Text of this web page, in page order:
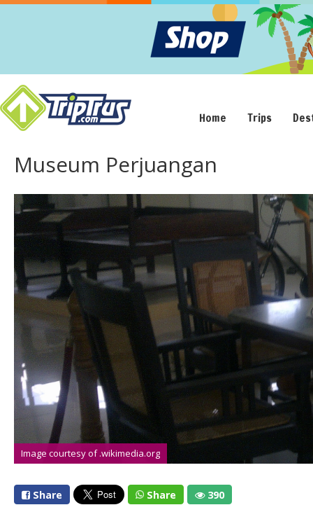
Home Trips
Museum Perjuangan
Image courtesy of .wikimedia.org
Share Share 390